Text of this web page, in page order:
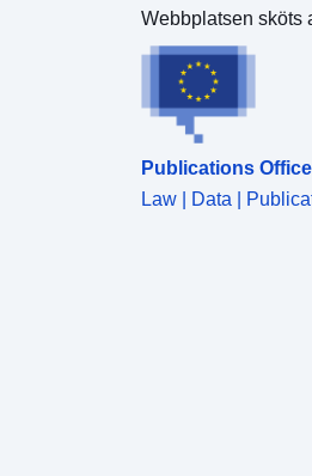
Webbplatsen sköts
Publications
Law | Data |